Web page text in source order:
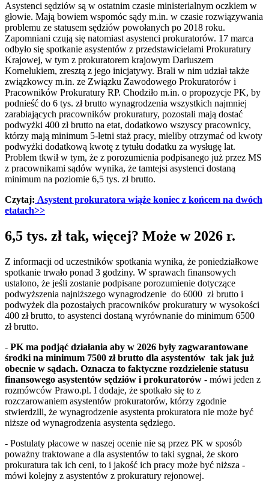
Asystenci sędziów są w ostatnim czasie ministerialnym oczkiem w
głowie. Mają bowiem wspomóc sądy m.in. w czasie rozwiązywania
problemu ze statusem sędziów powołanych po 2018 roku.
Zapomniani czują się natomiast asystenci prokuratorów. 17 marca
odbyło się spotkanie asystentów z przedstawicielami Prokuratury
Krajowej, w tym z prokuratorem krajowym Dariuszem
Kornelukiem, zresztą z jego inicjatywy. Brali w nim udział także
związkowcy m.in. ze Związku Zawodowego Prokuratorów i
Pracowników Prokuratury RP. Chodziło m.in. o propozycje PK, by
podnieść do 6 tys. zł brutto wynagrodzenia wszystkich najmniej
zarabiających pracowników prokuratury, pozostali mają dostać
podwyżki 400 zł brutto na etat, dodatkowo wszyscy pracownicy,
którzy mają minimum 5-letni staż pracy, mieliby otrzymać od kwoty
podwyżki dodatkową kwotę z tytułu dodatku za wysługę lat.
Problem tkwił w tym, że z porozumienia podpisanego już przez MS
z pracownikami sądów wynika, że tamtejsi asystenci dostaną
minimum na poziomie 6,5 tys. zł brutto.
Czytaj: Asystent prokuratora wiąże koniec z końcem na dwóch
etatach>>
6,5 tys. zł tak, więcej? Może w 2026 r.
Z informacji od uczestników spotkania wynika, że poniedziałkowe
spotkanie trwało ponad 3 godziny. W sprawach finansowych
ustalono, że jeśli zostanie podpisane porozumienie dotyczące
podwyższenia najniższego wynagrodzenie do 6000 zł brutto i
podwyżek dla pozostałych pracowników prokuratury w wysokości
400 zł brutto, to asystenci dostaną wyrównanie do minimum 6500
zł brutto.
- PK ma podjąć działania aby w 2026 były zagwarantowane
środki na minimum 7500 zł brutto dla asystentów tak jak już
obecnie w sądach. Oznacza to faktyczne rozdzielenie statusu
finansowego asystentów sędziów i prokuratorów - mówi jeden z
rozmówców Prawo.pl. I dodaje, że spotkało się to z
rozczarowaniem asystentów prokuratorów, którzy zgodnie
stwierdzili, że wynagrodzenie asystenta prokuratora nie może być
niższe od wynagrodzenia asystenta sędziego.
- Postulaty płacowe w naszej ocenie nie są przez PK w sposób
poważny traktowane a dla asystentów to taki sygnał, że skoro
prokuratura tak ich ceni, to i jakość ich pracy może być niższa -
mówi kolejny z asystentów z prokuratury rejonowej.